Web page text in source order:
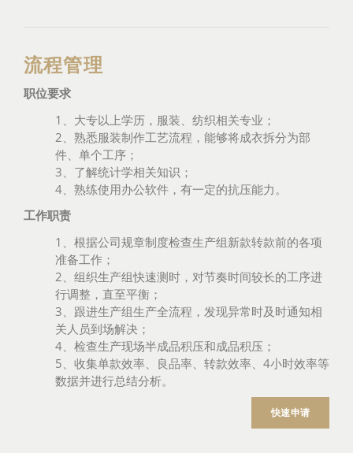
流程管理
职位要求
1、大专以上学历，服装、纺织相关专业；
2、熟悉服装制作工艺流程，能够将成衣拆分为部
件、单个工序；
3、了解统计学相关知识；
4、熟练使用办公软件，有一定的抗压能力。
工作职责
1、根据公司规章制度检查生产组新款转款前的各项
准备工作；
2、组织生产组快速测时，对节奏时间较长的工序进
行调整，直至平衡；
3、跟进生产组生产全流程，发现异常时及时通知相
关人员到场解决；
4、检查生产现场半成品积压和成品积压；
5、收集单款效率、良品率、转款效率、4小时效率等
数据并进行总结分析。
快速申请